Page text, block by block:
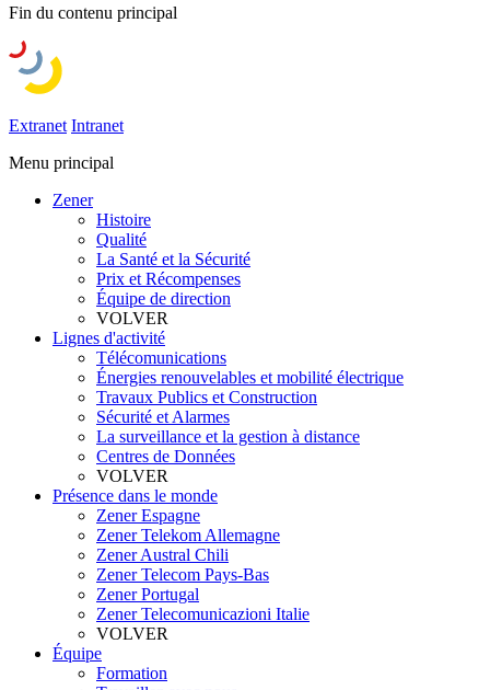
Fin du contenu principal
Extranet Intranet
Menu principal
Zener
Histoire
Qualité
La Santé et la Sécurité
Prix et Récompenses
Équipe de direction
VOLVER
Lignes d'activité
Télécomunications
Énergies renouvelables et mobilité électrique
Travaux Publics et Construction
Sécurité et Alarmes
La surveillance et la gestion à distance
Centres de Données
VOLVER
Présence dans le monde
Zener Espagne
Zener Telekom Allemagne
Zener Austral Chili
Zener Telecom Pays-Bas
Zener Portugal
Zener Telecomunicazioni Italie
VOLVER
Équipe
Formation